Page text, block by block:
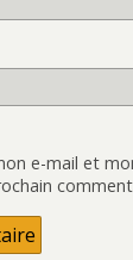
e-mail et